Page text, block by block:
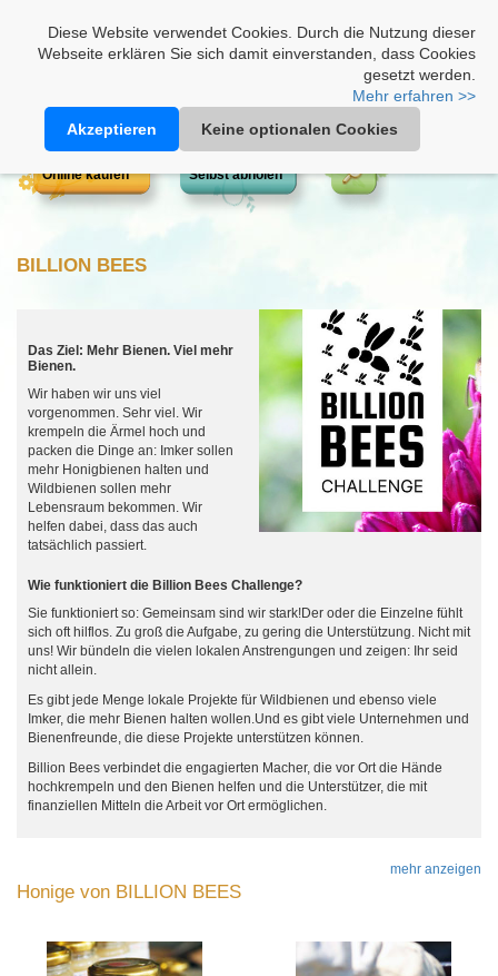
Diese Website verwendet Cookies. Durch die Nutzung dieser
Webseite erklären Sie sich damit einverstanden, dass Cookies
gesetzt werden.
Mehr erfahren >>
Akzeptieren
Keine optionalen Cookies
Online kaufen Selbst abholen
BILLION BEES
Das Ziel: Mehr Bienen. Viel mehr
Bienen.
Wir haben wir uns viel
vorgenommen. Sehr viel. Wir
krempeln die Ärmel hoch und
packen die Dinge an: Imker sollen
mehr Honigbienen halten und
Wildbienen sollen mehr
Lebensraum bekommen. Wir
helfen dabei, dass das auch
tatsächlich passiert.
Wie funktioniert die Billion Bees Challenge?
Sie funktioniert so: Gemeinsam sind wir stark!Der oder die Einzelne fühlt
sich oft hilflos. Zu groß die Aufgabe, zu gering die Unterstützung. Nicht mit
uns! Wir bündeln die vielen lokalen Anstrengungen und zeigen: Ihr seid
nicht allein.
Es gibt jede Menge lokale Projekte für Wildbienen und ebenso viele
Imker, die mehr Bienen halten wollen.Und es gibt viele Unternehmen und
Bienenfreunde, die diese Projekte unterstützen können.
Billion Bees verbindet die engagierten Macher, die vor Ort die Hände
hochkrempeln und den Bienen helfen und die Unterstützer, die mit
finanziellen Mitteln die Arbeit vor Ort ermöglichen.
mehr anzeigen
Honige von BILLION BEES